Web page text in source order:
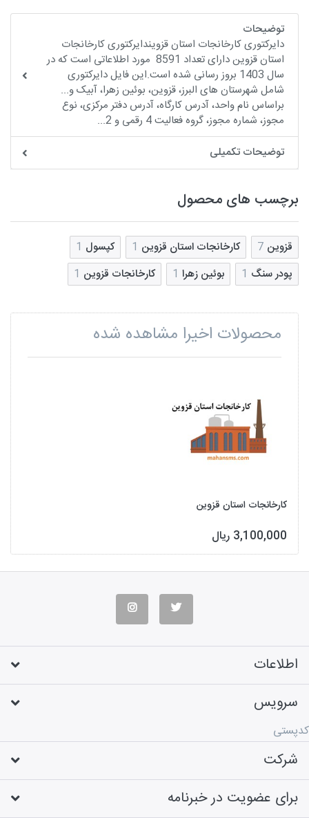
توضیحات
دایرکتوری کارخانجات استان قزویندایرکتوری کارخانجات
استان قزوین دارای تعداد 8591 مورد اطلاعاتی است که در
سال 1403 بروز رسانی شده است.این فایل دایرکتوری
شامل شهرستان های البرز، قزوین، بوئین زهرا، آبیک و...
براساس نام واحد، آدرس کارگاه، آدرس دفتر مرکزی، نوع
مجوز، شماره مجوز، گروه فعالیت 4 رقمی و 2...
توضیحات تکمیلی
برچسب های محصول
قزوین 7 کارخانجات استان قزوین 1 کپسول 1
پودر سنگ 1 بوئین زهرا 1 کارخانجات قزوین 1
محصولات اخیرا مشاهده شده
کارخانجات استان قزوین
3,100,000 ریال
اطلاعات
سرویس
کدپستی
شرکت
برای عضویت در خبرنامه